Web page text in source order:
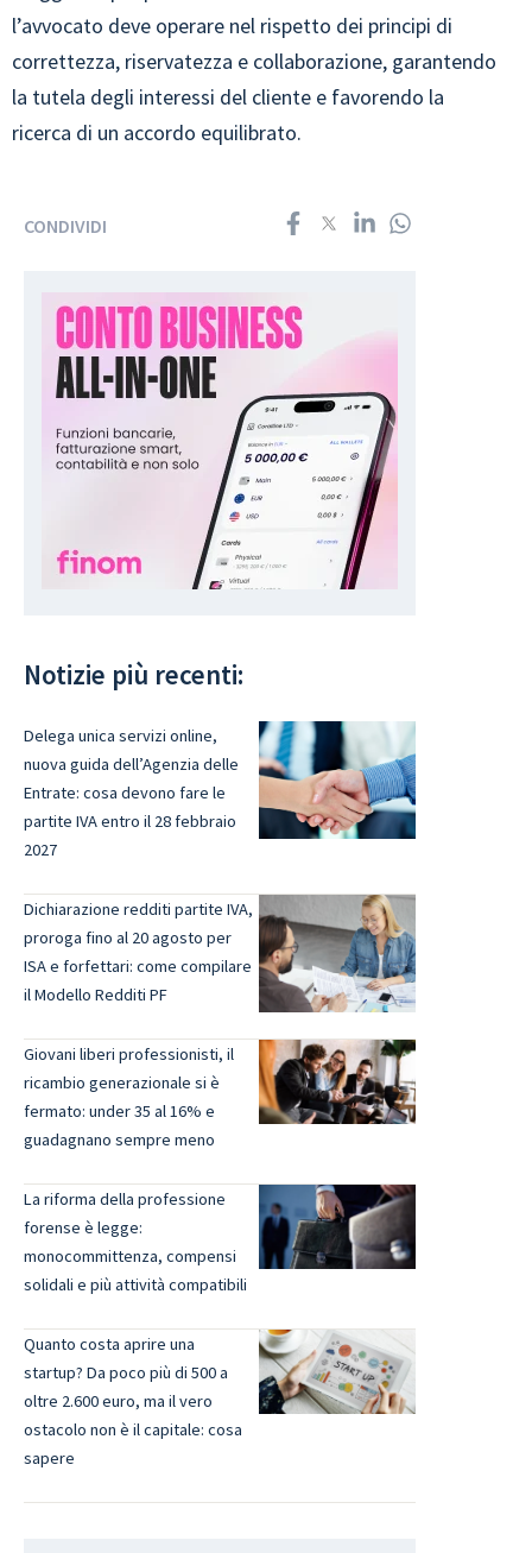
l’avvocato deve operare nel rispetto dei principi di
correttezza, riservatezza e collaborazione, garantendo
la tutela degli interessi del cliente e favorendo la
ricerca di un accordo equilibrato.
CONDIVIDI
Notizie più recenti:
Delega unica servizi online,
nuova guida dell’Agenzia delle
Entrate: cosa devono fare le
partite IVA entro il 28 febbraio
2027
Dichiarazione redditi partite IVA,
proroga fino al 20 agosto per
ISA e forfettari: come compilare
il Modello Redditi PF
Giovani liberi professionisti, il
ricambio generazionale si è
fermato: under 35 al 16% e
guadagnano sempre meno
La riforma della professione
forense è legge:
monocommittenza, compensi
solidali e più attività compatibili
Quanto costa aprire una
startup? Da poco più di 500 a
oltre 2.600 euro, ma il vero
ostacolo non è il capitale: cosa
sapere